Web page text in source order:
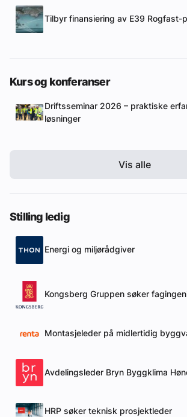
Tilbyr finansiering av E39 Rogfast-
Kurs og konferanser
Driftsseminar 2026 – praktiske
løsninger
Vis alle
Stilling ledig
Energi og miljørådgiver
Kongsberg Gruppen søker
Montasjeleder på midlertidig
Avdelingsleder Bryn Byggklima
HRP søker teknisk prosjektleder